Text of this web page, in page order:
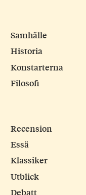
Samhälle
Historia
Konstarterna
Filosofi
Recension
Essä
Klassiker
Utblick
Debatt